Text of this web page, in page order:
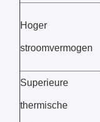
Hoger
stroomvermogen
Superieure
thermische